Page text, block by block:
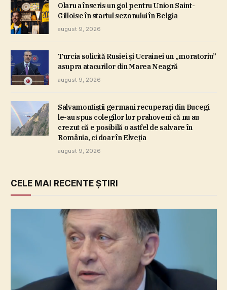
Olaru a înscris un gol pentru Union Saint-
Gilloise în startul sezonului în Belgia
august 9, 2026
Turcia solicită Rusiei şi Ucrainei un „moratoriu”
asupra atacurilor din Marea Neagră
august 9, 2026
Salvamontiştii germani recuperaţi din Bucegi
le-au spus colegilor lor prahoveni că nu au
crezut că e posibilă o astfel de salvare în
România, ci doar în Elveţia
august 9, 2026
CELE MAI RECENTE ȘTIRI